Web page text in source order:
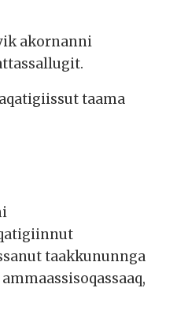
akornanni
taama
taakkununnga